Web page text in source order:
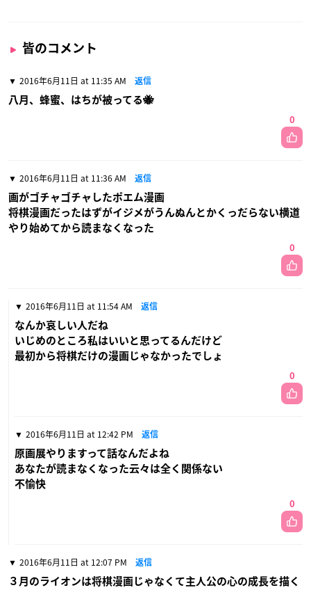
皆のコメント
2016年6月11日 at 11:35 AM 返信
八月、蜂蜜、はちが被ってる🐝
0
2016年6月11日 at 11:36 AM 返信
画がゴチャゴチャしたポエム漫画
将棋漫画だったはずがイジメがうんぬんとかくっだらない横道
やり始めてから読まなくなった
0
2016年6月11日 at 11:54 AM 返信
なんか哀しい人だね
いじめのところ私はいいと思ってるんだけど
最初から将棋だけの漫画じゃなかったでしょ
0
2016年6月11日 at 12:42 PM 返信
原画展やりますって話なんだよね
あなたが読まなくなった云々は全く関係ない
不愉快
0
2016年6月11日 at 12:07 PM 返信
３月のライオンは将棋漫画じゃなくて主人公の心の成長を描く